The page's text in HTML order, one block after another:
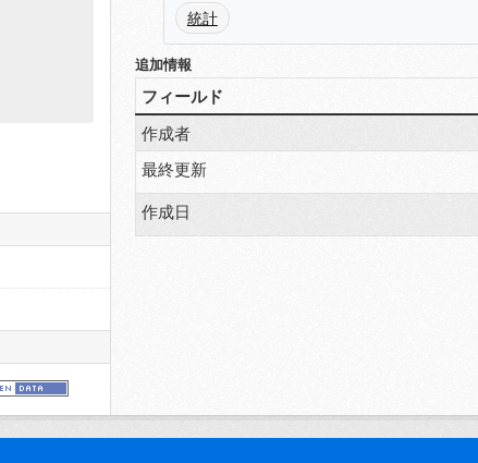
統計
追加情報
フィールド
作成者
最終更新
作成日